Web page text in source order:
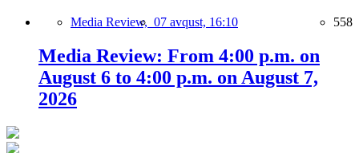
Media Review, 07 avqust, 16:10 558
Media Review: From 4:00 p.m. on
August 6 to 4:00 p.m. on August 7,
2026